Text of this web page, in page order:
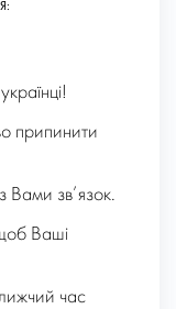
припинити
Вами зв’язок.
Ваші
час